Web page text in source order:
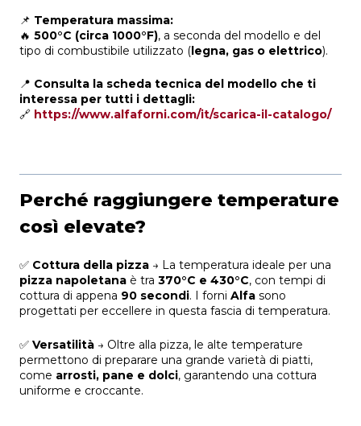
📌 Temperatura massima:
🔥 500°C (circa 1000°F), a seconda del modello e del
tipo di combustibile utilizzato (legna, gas o elettrico).
📍 Consulta la scheda tecnica del modello che ti
interessa per tutti i dettagli:
🔗 https://www.alfaforni.com/it/scarica-il-catalogo/
Perché raggiungere temperature
così elevate?
✅ Cottura della pizza → La temperatura ideale per una
pizza napoletana è tra 370°C e 430°C, con tempi di
cottura di appena 90 secondi. I forni Alfa sono
progettati per eccellere in questa fascia di temperatura.
✅ Versatilità → Oltre alla pizza, le alte temperature
permettono di preparare una grande varietà di piatti,
come arrosti, pane e dolci, garantendo una cottura
uniforme e croccante.